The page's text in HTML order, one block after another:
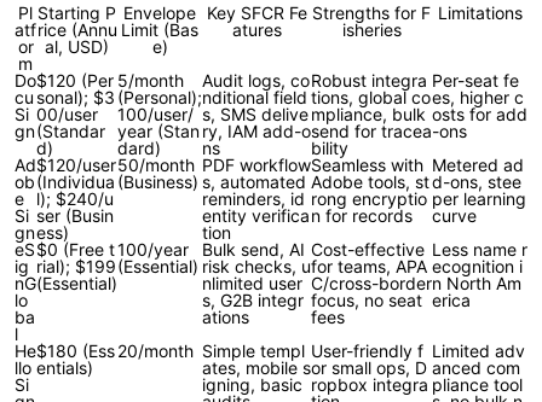
Pl
atf
or
m
Starting P
rice (Annu
al, USD)
Envelope
Limit (Bas
e)
Key SFCR Fe
atures
Strengths for F
isheries
Limitations
Do
cu
Si
gn
$120 (Per
sonal); $3
00/user
(Standar
d)
5/month
(Personal);
100/user/
year (Stan
dard)
Audit logs, co
nditional field
s, SMS delive
ry, IAM add-o
ns
Robust integra
tions, global co
mpliance, bulk
send for tracea
bility
Per-seat fe
es, higher c
osts for add
-ons
Ad
ob
e
Si
gn
$120/user
(Individua
l); $240/u
ser (Busin
ess)
50/month
(Business)
PDF workflow
s, automated
reminders, id
entity verifica
tion
Seamless with
Adobe tools, st
rong encryptio
n for records
Metered ad
d-ons, stee
per learning
curve
eS
ig
nG
lo
ba
l
$0 (Free t
rial); $199
(Essential)
100/year
(Essential)
Bulk send, AI
risk checks, u
nlimited user
s, G2B integr
ations
Cost-effective
for teams, APA
C/cross-border
focus, no seat
fees
Less name r
ecognition i
n North Am
erica
He
llo
Si
$180 (Ess
entials)
20/month Simple templ
ates, mobile s
igning, basic
User-friendly f
or small ops, D
ropbox integra
Limited adv
anced com
pliance tool